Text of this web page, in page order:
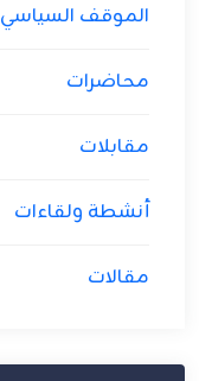
الموقف السياسي
محاضرات
مقابلات
أنشطة ولقاءات
مقالات